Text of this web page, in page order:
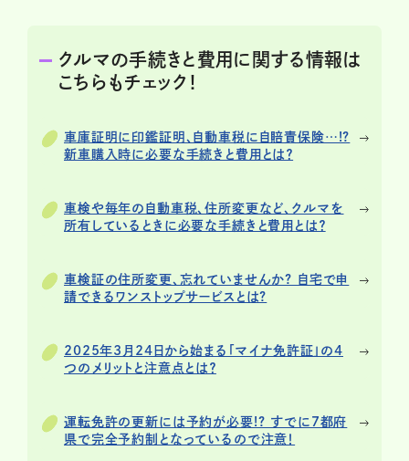
クルマの手続きと費用に関する情報は
こちらもチェック！
車庫証明に印鑑証明、自動車税に自賠責保険…!?
新車購入時に必要な手続きと費用とは？
車検や毎年の自動車税、住所変更など、クルマを
所有しているときに必要な手続きと費用とは？
車検証の住所変更、忘れていませんか? 自宅で申
請できるワンストップサービスとは?
2025年3月24日から始まる「マイナ免許証」の4
つのメリットと注意点とは？
運転免許の更新には予約が必要!? すでに7都府
県で完全予約制となっているので注意！